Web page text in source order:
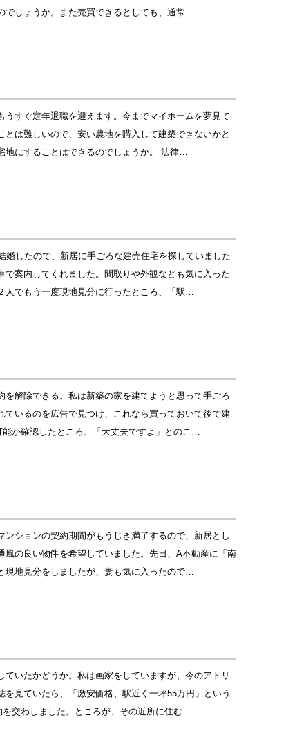
でしょうか。また売買できるとしても、通常…
すぐ定年退職を迎えます。今までマイホームを夢見て
は難しいので、安い農地を購入して建築できないかと
地にすることはできるのでしょうか。 法律…
したので、新居に手ごろな建売住宅を探していました
案内してくれました。間取りや外観なども気に入った
人でもう一度現地見分に行ったところ、「駅…
解除できる。私は新築の家を建てようと思って手ごろ
いるのを広告で見つけ、これなら買っておいて後で建
か確認したところ、「大丈夫ですよ」とのこ…
ションの契約期間がもうじき満了するので、新居とし
の良い物件を希望していました。先日、A不動産に「南
現地見分をしましたが、妻も気に入ったので…
いたかどうか。私は画家をしていますが、今のアトリ
見ていたら、「激安価格、駅近く一坪55万円」という
交わしました。ところが、その近所に住む…